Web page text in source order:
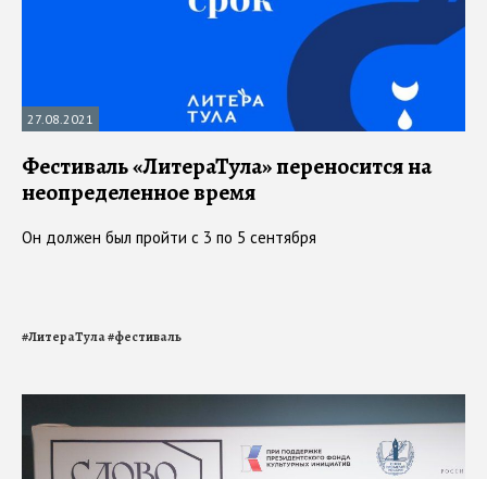
27.08.2021
Фестиваль «ЛитераТула» переносится на
неопределенное время
Он должен был пройти с 3 по 5 сентября
#ЛитераТула#фестиваль